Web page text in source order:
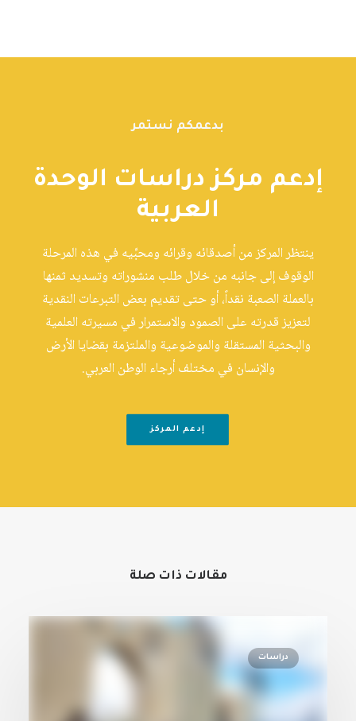
بدعمكم نستمر
إدعم مركز دراسات الوحدة
العربية
ينتظر المركز من أصدقائه وقرائه ومحبِّيه في هذه المرحلة
الوقوف إلى جانبه من خلال طلب منشوراته وتسديد ثمنها
بالعملة الصعبة نقداً، أو حتى تقديم بعض التبرعات النقدية
لتعزيز قدرته على الصمود والاستمرار في مسيرته العلمية
والبحثية المستقلة والموضوعية والملتزمة بقضايا الأرض
والإنسان في مختلف أرجاء الوطن العربي.
إدعم المركز
مقالات ذات صلة
دراسات